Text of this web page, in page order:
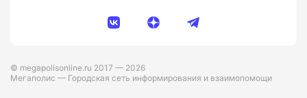
© megapolisonline.ru 2017 — 2026
Мегаполис — Городская сеть информирования и взаимопомощи